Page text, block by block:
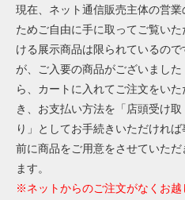
現在、ネット通信販売主体の営業
ためご自由に手に取ってご覧いた
ける展示商品は限られているので
が、ご入要の商品がございました
ら、カートに入れてご注文をいた
き、お支払い方法を「店頭受け取
り」としてお手続きいただければ
前に商品をご用意をさせていただ
ます。
※ネットからのご注文がなくお越